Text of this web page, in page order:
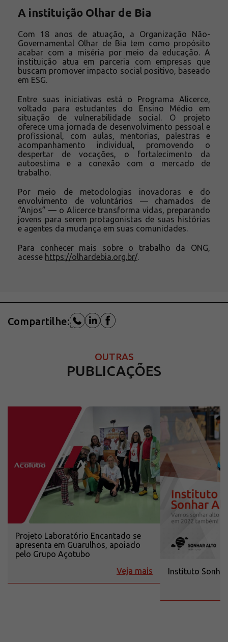
A instituição Olhar de Bia
Com 18 anos de atuação, a Organização Não-
Governamental Olhar de Bia tem como propósito
acabar com a miséria por meio da educação. A
instituição atua em parceria com empresas que
buscam promover impacto social positivo, baseado
em ESG.
Entre suas iniciativas está o Programa Alicerce,
voltado para estudantes do Ensino Médio em
situação de vulnerabilidade social. O projeto
oferece uma jornada de desenvolvimento pessoal e
profissional, com aulas, mentorias, palestras e
acompanhamento individual, promovendo o
despertar de vocações, o fortalecimento da
autoestima e a conexão com o mercado de
trabalho.
Por meio de metodologias inovadoras e do
envolvimento de voluntários — chamados de
“Anjos” — o Alicerce transforma vidas, preparando
jovens para serem protagonistas de suas histórias
e agentes da mudança em suas comunidades.
Para conhecer mais sobre o trabalho da ONG,
acesse https://olhardebia.org.br/
Compartilhe:
OUTRAS
PUBLICAÇÕES
Projeto Laboratório Encantado se
apresenta em Guarulhos, apoiado
pelo Grupo Açotubo
Veja mais
Instituto